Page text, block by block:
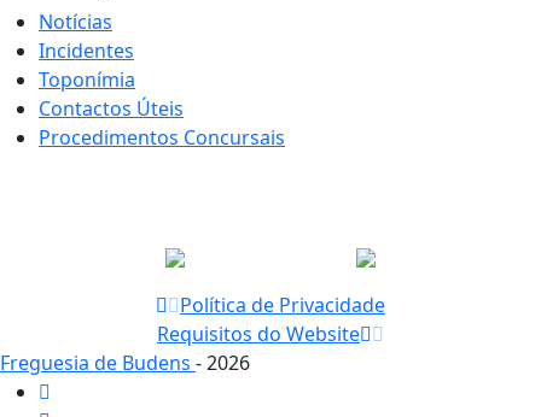
Notícias
Incidentes
Toponímia
Contactos Úteis
Procedimentos Concursais
Política de Privacidade
Requisitos do Website
Freguesia de Budens - 2026